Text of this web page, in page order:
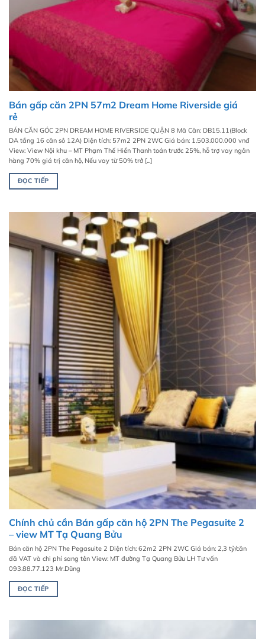
Bán gấp căn 2PN 57m2 Dream Home Riverside giá
rẻ
BÁN CĂN GÓC 2PN DREAM HOME RIVERSIDE QUẬN 8 Mã Căn: DB15.11(Block
DA tầng 16 căn sô 12A) Diện tích: 57m2 2PN 2WC Giá bán: 1.503.000.000 vnđ
View: View Nội khu – MT Phạm Thế Hiển Thanh toán trước 25%, hỗ trợ vay ngân
hàng 70% giá trị căn hộ, Nếu vay từ 50% trở [...]
ĐỌC TIẾP
Chính chủ cần Bán gấp căn hộ 2PN The Pegasuite 2
– view MT Tạ Quang Bửu
Bán căn hộ 2PN The Pegasuite 2 Diện tích: 62m2 2PN 2WC Giá bán: 2,3 tỷ/căn
đã VAT và chi phí sang tên View: MT đường Tạ Quang Bửu LH Tư vấn
093.88.77.123 Mr.Dũng
ĐỌC TIẾP